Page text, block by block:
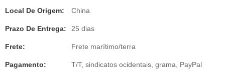
Local De Origem: China
Prazo De Entrega: 25 dias
Frete: Frete marítimo/terra
Pagamento: T/T, sindicatos ocidentais, grama, PayPal